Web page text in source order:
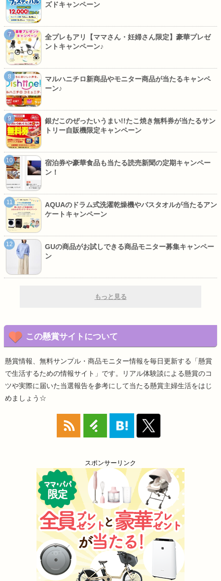
ズドキャンペーン
全プレもアリ【ママさん・妊婦さん限定】豪華プレゼ
ントキャンペーン♪
マルハニチロ新商品やモニター商品が当たるキャンペ
ーン♪
銀だこのぜったいうまい!!たこ焼き無料券が当たるサン
トリー自販機限定キャンペーン
宿泊券や豪華食品も当たる読売新聞の定期キャンペー
ン！
AQUAのドラム式洗濯乾燥機やバスタオルが当たるアン
ケートキャンペーン
GUの商品がお試しできる商品モニター募集キャンペー
ン
もっと見る
この懸賞サイトについて
懸賞情報、無料サンプル・商品モニター情報を毎日更新する「懸賞
で生活するための情報サイト」です。リアル体験談による懸賞のコ
ツや実際に届いた当選報告を参考にして当たる懸賞主婦生活をはじ
めましょう☆
スポンサーリンク